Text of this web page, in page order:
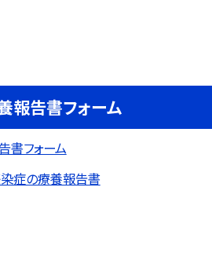
報告書フォーム
書フォーム
症の療養報告書